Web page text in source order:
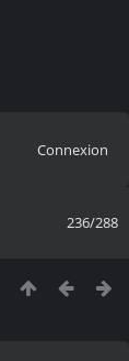
Connexion
236/288